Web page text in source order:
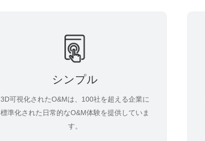
シンプル
3D可視化されたO&Mは、100社を超える企業に
標準化された日常的なO&M体験を提供していま
す。